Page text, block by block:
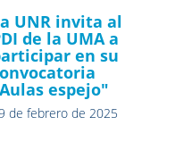
así como para
en este
UNR invita al
de la UMA a
en su
espejo"
de febrero de 2025